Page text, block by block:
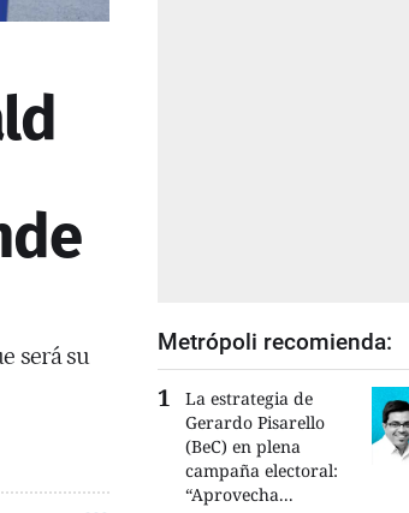
será su
Metrópoli recomienda:
La estrategia de
Gerardo Pisarello
(BeC) en plena
campaña electoral:
“Aprovecha...